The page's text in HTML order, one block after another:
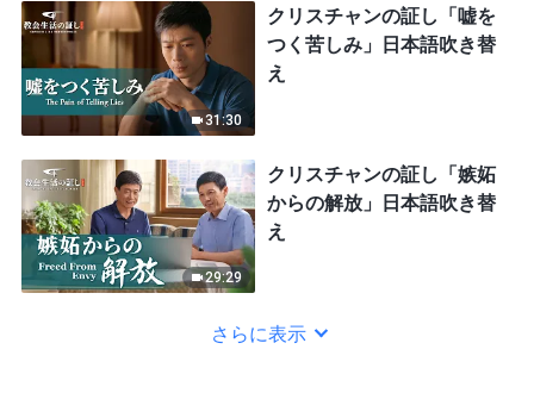
31:30
クリスチャンの証し「嘘を
つく苦しみ」日本語吹き替
え
29:29
クリスチャンの証し「嫉妬
からの解放」日本語吹き替
え
さらに表示